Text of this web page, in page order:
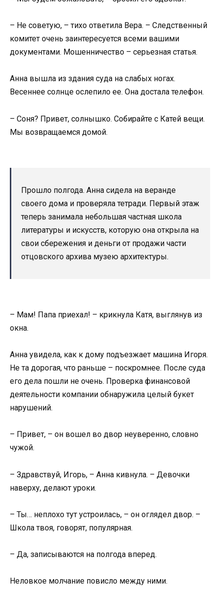
– Не советую, – тихо ответила Вера. – Следственный
комитет очень заинтересуется всеми вашими
документами. Мошенничество – серьезная статья.
Анна вышла из здания суда на слабых ногах.
Весеннее солнце ослепило ее. Она достала телефон.
– Соня? Привет, солнышко. Собирайте с Катей вещи.
Мы возвращаемся домой.
Прошло полгода. Анна сидела на веранде
своего дома и проверяла тетради. Первый этаж
теперь занимала небольшая частная школа
литературы и искусств, которую она открыла на
свои сбережения и деньги от продажи части
отцовского архива музею архитектуры.
– Мам! Папа приехал! – крикнула Катя, выглянув из
окна.
Анна увидела, как к дому подъезжает машина Игоря.
Не та дорогая, что раньше – поскромнее. После суда
его дела пошли не очень. Проверка финансовой
деятельности компании обнаружила целый букет
нарушений.
– Привет, – он вошел во двор неуверенно, словно
чужой.
– Здравствуй, Игорь, – Анна кивнула. – Девочки
наверху, делают уроки.
– Ты… неплохо тут устроилась, – он оглядел двор. –
Школа твоя, говорят, популярная.
– Да, записываются на полгода вперед.
Неловкое молчание повисло между ними.